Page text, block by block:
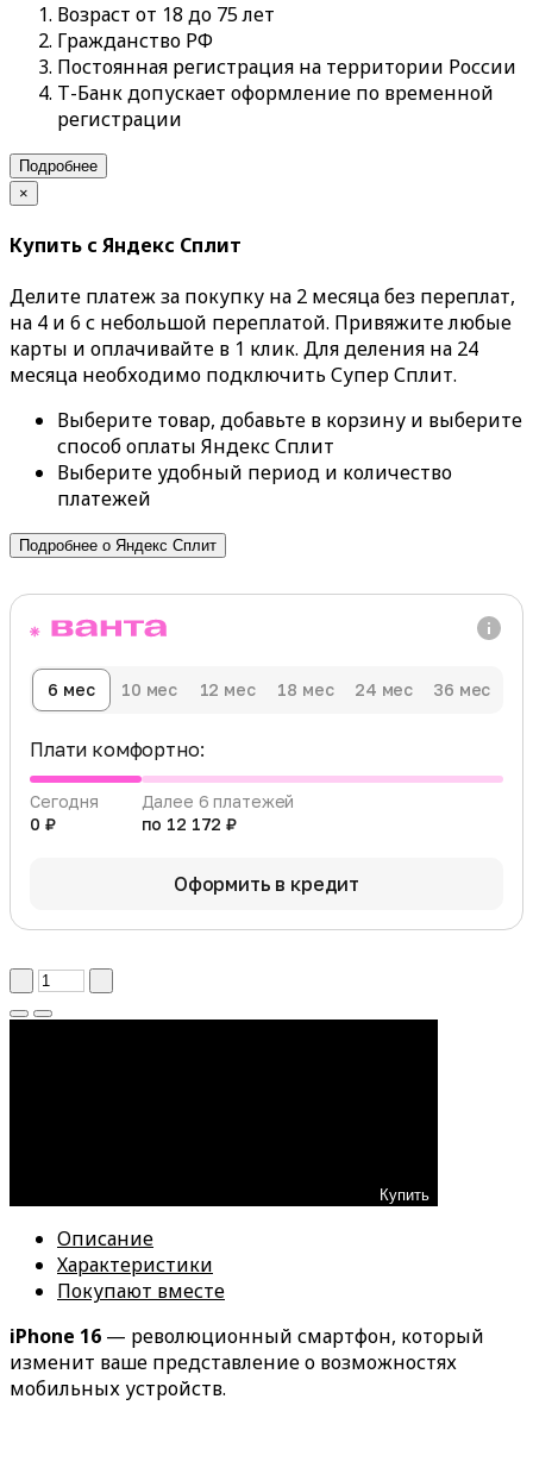
Возраст от 18 до 75 лет
Гражданство РФ
Постоянная регистрация на территории России
Т-Банк допускает оформление по временной
регистрации
Подробнее
×
Купить с Яндекс Сплит
Делите платеж за покупку на 2 месяца без переплат,
на 4 и 6 с небольшой переплатой. Привяжите любые
карты и оплачивайте в 1 клик. Для деления на 24
месяца необходимо подключить Супер Сплит.
Выберите товар, добавьте в корзину и выберите
способ оплаты Яндекс Сплит
Выберите удобный период и количество
платежей
Подробнее о Яндекс Сплит
6 мес 10 мес 12 мес 18 мес 24 мес 36 мес
Плати комфортно:
Сегодня
0 ₽
Далее 6 платежей
по 12 172 ₽
Оформить в кредит
Купить
Описание
Характеристики
Покупают вместе
iPhone 16 — революционный смартфон, который
изменит ваше представление о возможностях
мобильных устройств.